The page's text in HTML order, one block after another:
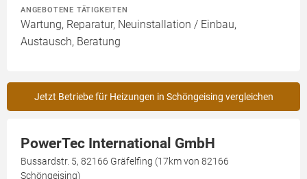
ANGEBOTENE TÄTIGKEITEN
Wartung, Reparatur, Neuinstallation / Einbau,
Austausch, Beratung
Jetzt Betriebe für Heizungen in Schöngeising vergleichen
PowerTec International GmbH
Bussardstr. 5, 82166 Gräfelfing (17km von 82166
Schöngeising)